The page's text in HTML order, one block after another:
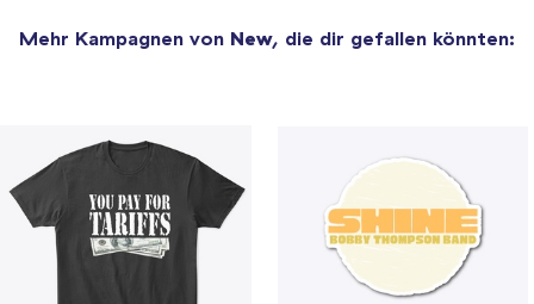
Mehr Kampagnen von New, die dir gefallen könnten: